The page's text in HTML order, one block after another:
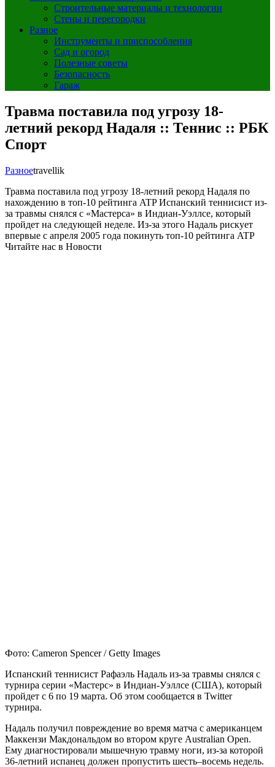
Строительные материалы и технологии
Стены и перегородки
Разное
Инструменты и приспособления
Сад и огород
Полезные советы
Безопасность
Гараж
Травма поставила под угрозу 18-
летний рекорд Надаля :: Теннис :: РБК
Спорт
Разноеtravellik
Травма поставила под угрозу 18-летний рекорд Надаля по
нахождению в топ-10 рейтинга ATPИспанский теннисист из-
за травмы снялся с «Мастерса» в Индиан-Уэллсе, который
пройдет на следующей неделе. Из-за этого Надаль рискует
впервые с апреля 2005 года покинуть топ-10 рейтинга ATP
Читайте нас в Новости
Фото: Cameron Spencer / Getty Images
Испанский теннисист Рафаэль Надаль из-за травмы снялся с
турнира серии «Мастерс» в Индиан-Уэллсе (США), который
пройдет с 6 по 19 марта. Об этом сообщается в Twitter
турнира.
Надаль получил повреждение во время матча с американцем
Маккензи Макдональдом во втором круге Australian Open.
Ему диагностировали мышечную травму ноги, из-за которой
36-летний испанец должен пропустить шесть–восемь недель.